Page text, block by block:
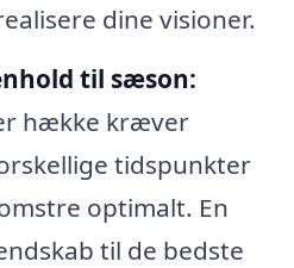
dine visioner.
til sæson:
hække kræver
tidspunkter
optimalt. En
til de bedste